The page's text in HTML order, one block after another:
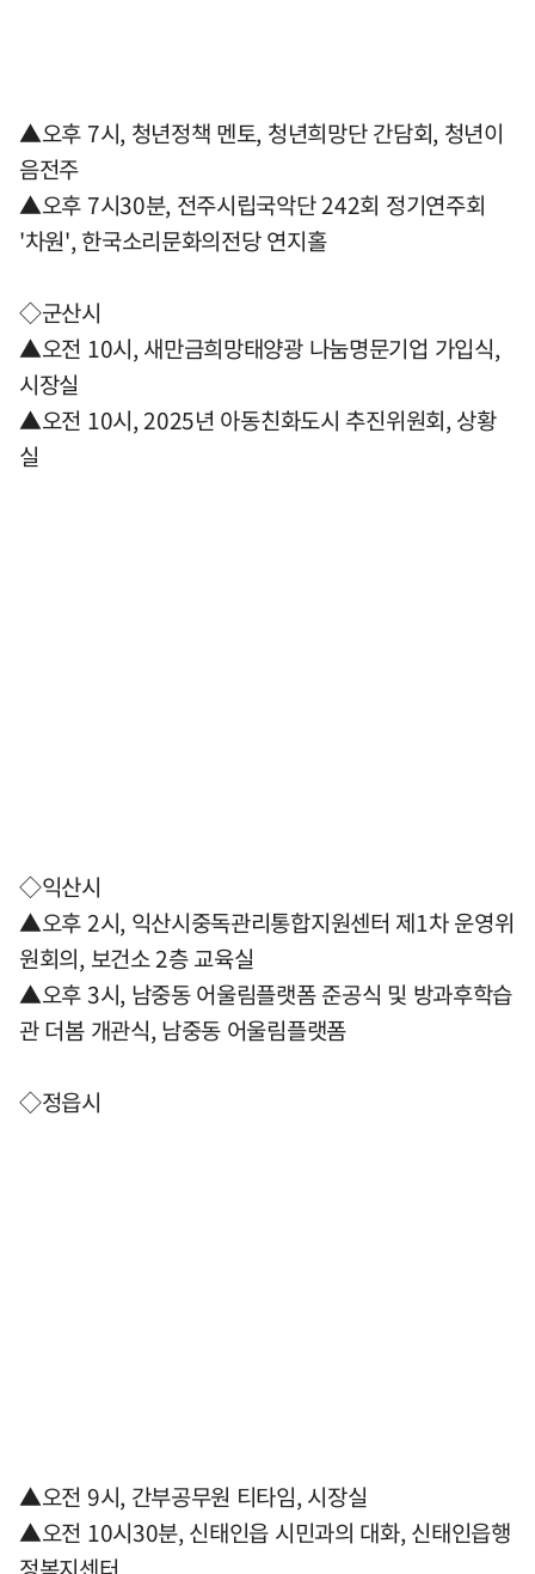
▲오후 7시, 청년정책 멘토, 청년희망단 간담회, 청년이
음전주
▲오후 7시30분, 전주시립국악단 242회 정기연주회
'차원', 한국소리문화의전당 연지홀
◇군산시
▲오전 10시, 새만금희망태양광 나눔명문기업 가입식,
시장실
▲오전 10시, 2025년 아동친화도시 추진위원회, 상황
실
◇익산시
▲오후 2시, 익산시중독관리통합지원센터 제1차 운영위
원회의, 보건소 2층 교육실
▲오후 3시, 남중동 어울림플랫폼 준공식 및 방과후학습
관 더봄 개관식, 남중동 어울림플랫폼
◇정읍시
▲오전 9시, 간부공무원 티타임, 시장실
▲오전 10시30분, 신태인읍 시민과의 대화, 신태인읍행